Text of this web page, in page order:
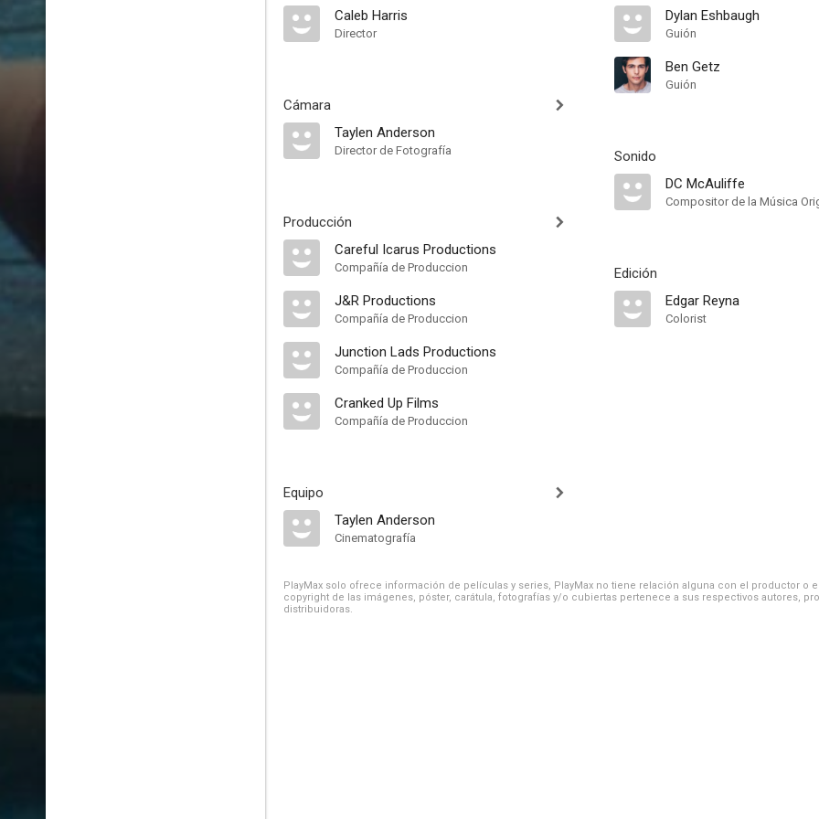
Caleb Harris
Director
Cámara
Taylen Anderson
Director de Fotografía
Producción
Careful Icarus Productions
Compañía de Produccion
J&R Productions
Compañía de Produccion
Junction Lads Productions
Compañía de Produccion
Cranked Up Films
Compañía de Produccion
Equipo
Taylen Anderson
Cinematografía
Dylan Eshbaugh
Guión
Ben Getz
Guión
Sonido
DC McAuliffe
Compositor de la Música
Edición
Edgar Reyna
Colorist
PlayMax solo ofrece información de películas y series, PlayMax no tiene relación alguna con el productor o
copyright de las imágenes, póster, carátula, fotografías y/o cubiertas pertenece a sus respectivos autores,
distribuidoras.